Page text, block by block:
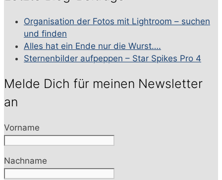
Organisation der Fotos mit Lightroom – suchen
und finden
Alles hat ein Ende nur die Wurst….
Sternenbilder aufpeppen – Star Spikes Pro 4
Melde Dich für meinen Newsletter
an
Vorname
Nachname